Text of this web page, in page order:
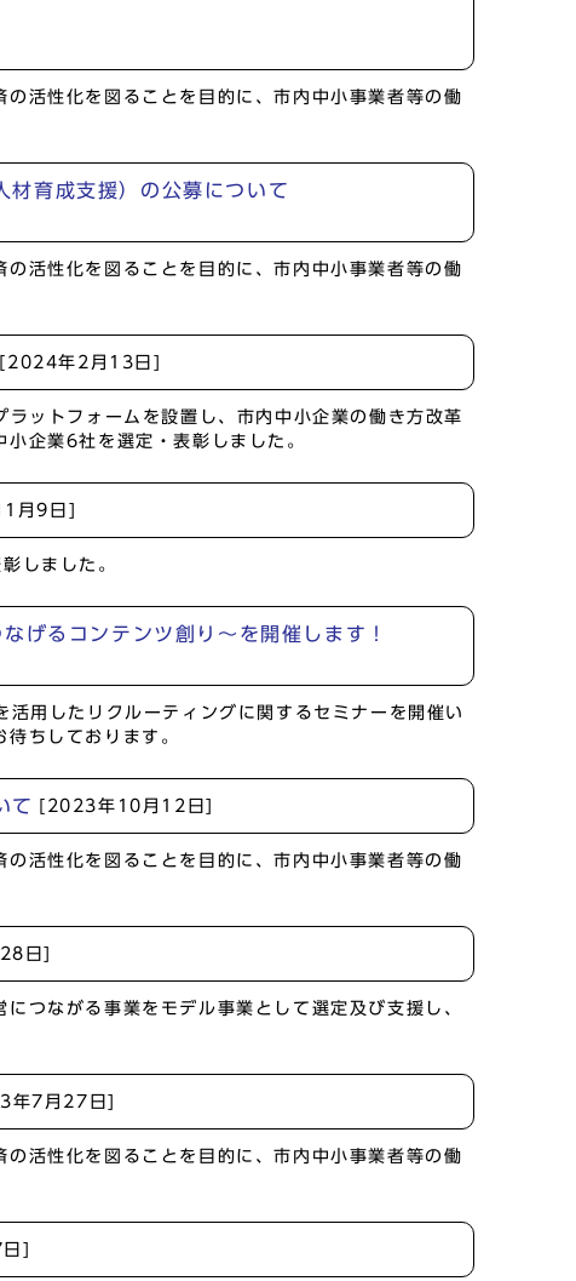
活性化を図ることを目的に、市内中小事業者等の働
材育成支援）の公募について
活性化を図ることを目的に、市内中小事業者等の働
[2024年2月13日]
ットフォームを設置し、市内中小企業の働き方改革
企業6社を選定・表彰しました。
月9日]
しました。
げるコンテンツ創り～を開催します！
用したリクルーティングに関するセミナーを開催い
ちしております。
て [2023年10月12日]
活性化を図ることを目的に、市内中小事業者等の働
日]
つながる事業をモデル事業として選定及び支援し、
年7月27日]
活性化を図ることを目的に、市内中小事業者等の働
]